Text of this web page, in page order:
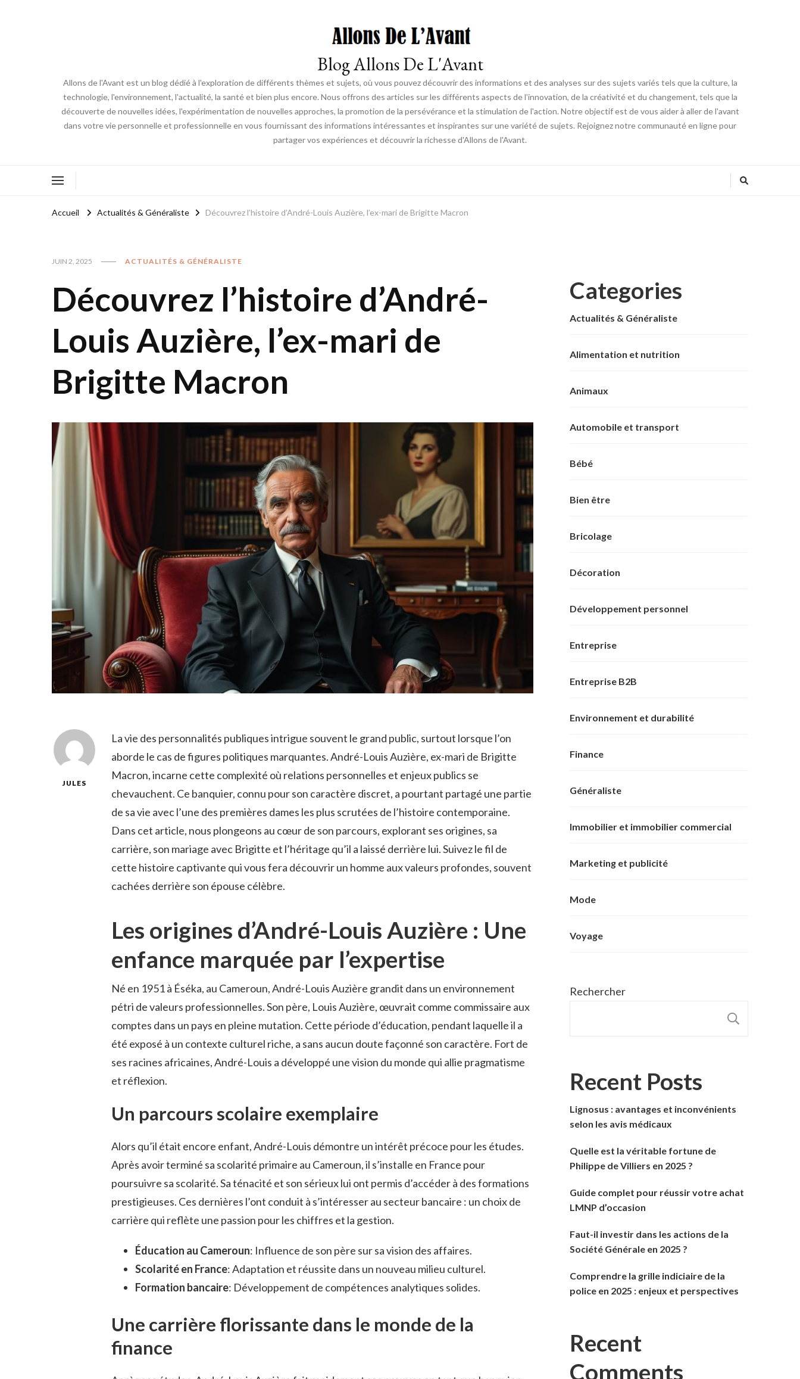
Blog Allons De L'Avant
Allons de l'Avant est un blog dédié à l'exploration de différents thèmes et sujets, où vous pouvez découvrir des informations et des analyses sur des sujets variés tels que la culture, la
technologie, l'environnement, l'actualité, la santé et bien plus encore. Nous offrons des articles sur les différents aspects de l'innovation, de la créativité et du changement, tels que la
découverte de nouvelles idées, l'expérimentation de nouvelles approches, la promotion de la persévérance et la stimulation de l'action. Notre objectif est de vous aider à aller de l'avant
dans votre vie personnelle et professionnelle en vous fournissant des informations intéressantes et inspirantes sur une variété de sujets. Rejoignez notre communauté en ligne pour
partager vos expériences et découvrir la richesse d'Allons de l'Avant.
Accueil Actualités & Généraliste Découvrez l’histoire d’André-Louis Auzière, l’ex-mari de Brigitte Macron
JUIN 2, 2025 ACTUALITÉS & GÉNÉRALISTE
Découvrez l’histoire d’André-
Louis Auzière, l’ex-mari de
Brigitte Macron
JULES
La vie des personnalités publiques intrigue souvent le grand public, surtout lorsque l’on
aborde le cas de figures politiques marquantes. André-Louis Auzière, ex-mari de Brigitte
Macron, incarne cette complexité où relations personnelles et enjeux publics se
chevauchent. Ce banquier, connu pour son caractère discret, a pourtant partagé une partie
de sa vie avec l’une des premières dames les plus scrutées de l’histoire contemporaine.
Dans cet article, nous plongeons au cœur de son parcours, explorant ses origines, sa
carrière, son mariage avec Brigitte et l’héritage qu’il a laissé derrière lui. Suivez le fil de
cette histoire captivante qui vous fera découvrir un homme aux valeurs profondes, souvent
cachées derrière son épouse célèbre.
Les origines d’André-Louis Auzière : Une
enfance marquée par l’expertise
Né en 1951 à Éséka, au Cameroun, André-Louis Auzière grandit dans un environnement
pétri de valeurs professionnelles. Son père, Louis Auzière, œuvrait comme commissaire aux
comptes dans un pays en pleine mutation. Cette période d’éducation, pendant laquelle il a
été exposé à un contexte culturel riche, a sans aucun doute façonné son caractère. Fort de
ses racines africaines, André-Louis a développé une vision du monde qui allie pragmatisme
et réflexion.
Un parcours scolaire exemplaire
Alors qu’il était encore enfant, André-Louis démontre un intérêt précoce pour les études.
Après avoir terminé sa scolarité primaire au Cameroun, il s’installe en France pour
poursuivre sa scolarité. Sa ténacité et son sérieux lui ont permis d’accéder à des formations
prestigieuses. Ces dernières l’ont conduit à s’intéresser au secteur bancaire : un choix de
carrière qui reflète une passion pour les chiffres et la gestion.
Éducation au Cameroun: Influence de son père sur sa vision des affaires.
Scolarité en France: Adaptation et réussite dans un nouveau milieu culturel.
Formation bancaire: Développement de compétences analytiques solides.
Une carrière florissante dans le monde de la
finance
Categories
Actualités & Généraliste
Alimentation et nutrition
Animaux
Automobile et transport
Bébé
Bien être
Bricolage
Décoration
Développement personnel
Entreprise
Entreprise B2B
Environnement et durabilité
Finance
Généraliste
Immobilier et immobilier commercial
Marketing et publicité
Mode
Voyage
Rechercher
Recent Posts
Lignosus : avantages et inconvénients
selon les avis médicaux
Quelle est la véritable fortune de
Philippe de Villiers en 2025 ?
Guide complet pour réussir votre achat
LMNP d’occasion
Faut-il investir dans les actions de la
Société Générale en 2025 ?
Comprendre la grille indiciaire de la
police en 2025 : enjeux et perspectives
Recent
Comments